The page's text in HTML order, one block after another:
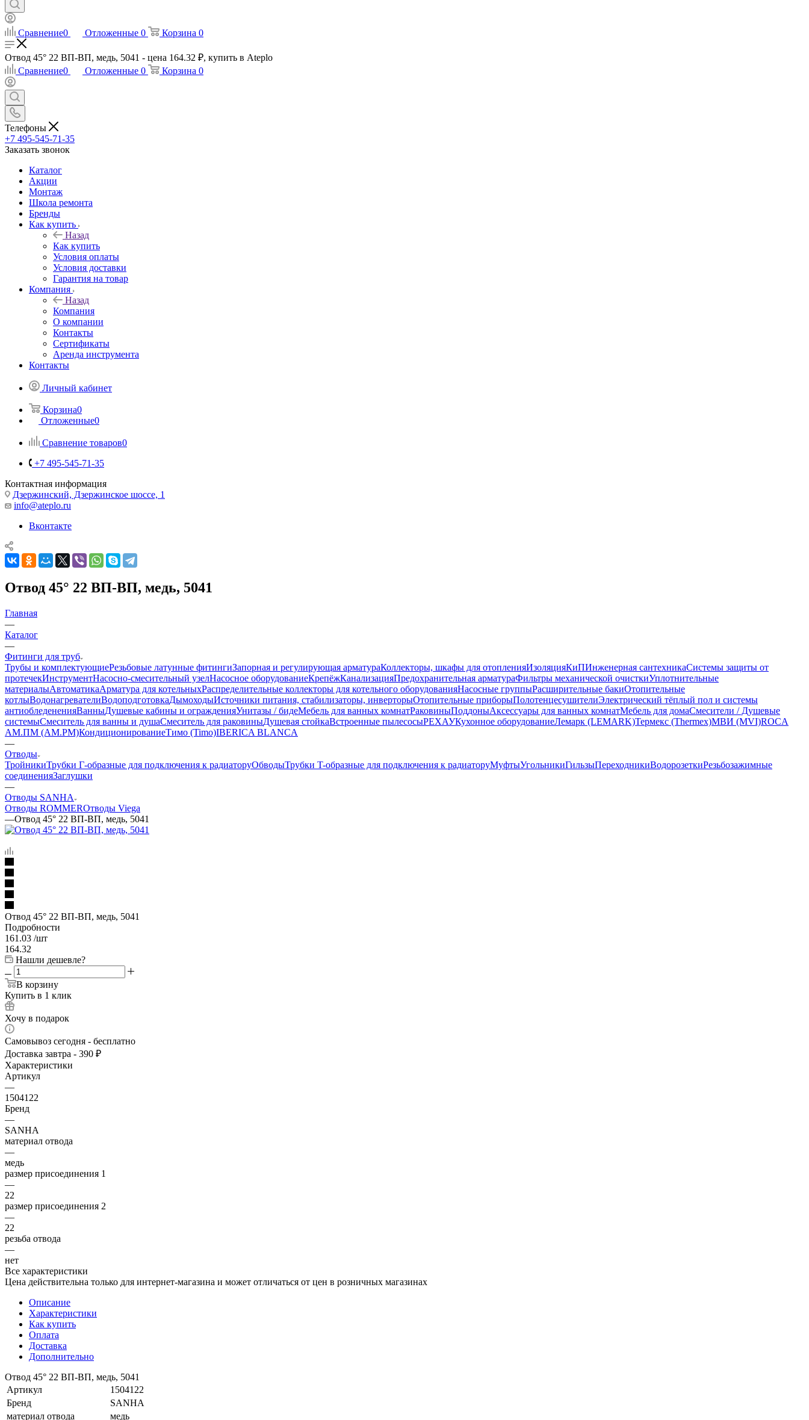
Сравнение0 Отложенные 0 Корзина 0
Отвод 45° 22 ВП-ВП, медь, 5041 - цена 164.32 ₽, купить в Ateplo
Сравнение0 Отложенные 0 Корзина 0
Телефоны
+7 495-545-71-35
Заказать звонок
Каталог
Акции
Монтаж
Школа ремонта
Бренды
Как купить
Назад
Как купить
Условия оплаты
Условия доставки
Гарантия на товар
Компания
Назад
Компания
О компании
Контакты
Сертификаты
Аренда инструмента
Контакты
Личный кабинет
Корзина0
Отложенные0
Сравнение товаров0
+7 495-545-71-35
Контактная информация
Дзержинский, Дзержинское шоссе, 1
info@ateplo.ru
Вконтакте
Отвод 45° 22 ВП-ВП, медь, 5041
Главная
—
Каталог
—
Фитинги для труб
Трубы и комплектующиеРезьбовые латунные фитингиЗапорная и регулирующая арматураКоллекторы, шкафы для отопленияИзоляцияКиПИнженерная сантехникаСистемы защиты от
протечекИнструментНасосно-смесительный узелНасосное оборудованиеКрепёжКанализацияПредохранительная арматураФильтры механической очисткиУплотнительные
материалыАвтоматикаАрматура для котельныхРаспределительные коллекторы для котельного оборудованияНасосные группыРасширительные бакиОтопительные
котлыВодонагревателиВодоподготовкаДымоходыИсточники питания, стабилизаторы, инверторыОтопительные приборыПолотенцесушителиЭлектрический тёплый пол и системы
антиобледененияВанныДушевые кабины и огражденияУнитазы / бидеМебель для ванных комнатРаковиныПоддоныАксессуары для ванных комнатМебель для домаСмесители / Душевые
системыСмеситель для ванны и душаСмеситель для раковиныДушевая стойкаВстроенные пылесосыРЕХАУКухонное оборудованиеЛемарк (LEMARK)Термекс (Thermex)МВИ (MVI)ROCA
АМ.ПМ (AM.PM)КондиционированиеТимо (Timo)IBERICA BLANCA
—
Отводы
ТройникиТрубки Г-образные для подключения к радиаторуОбводыТрубки T-образные для подключения к радиаторуМуфтыУгольникиГильзыПереходникиВодорозеткиРезьбозажимные
соединенияЗаглушки
—
Отводы SANHA
Отводы ROMMERОтводы Viega
—Отвод 45° 22 ВП-ВП, медь, 5041
Отвод 45° 22 ВП-ВП, медь, 5041
Подробности
161.03 /шт
164.32
Нашли дешевле?
В корзину
Купить в 1 клик
Хочу в подарок
Самовывоз сегодня - бесплатно
Доставка завтра - 390 ₽
Характеристики
Артикул
—
1504122
Бренд
—
SANHA
материал отвода
—
медь
размер присоединения 1
—
22
размер присоединения 2
—
22
резьба отвода
—
нет
Все характеристики
Цена действительна только для интернет-магазина и может отличаться от цен в розничных магазинах
Описание
Характеристики
Как купить
Оплата
Доставка
Дополнительно
Отвод 45° 22 ВП-ВП, медь, 5041
Артикул
1504122
Бренд
SANHA
материал отвода
медь